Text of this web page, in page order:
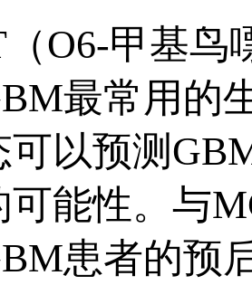
O6-甲基鸟
最常用的
可以预测
可能性。与
患者的预